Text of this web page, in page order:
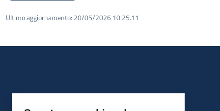
Ultimo aggiornamento: 20/05/2026 10:25.11